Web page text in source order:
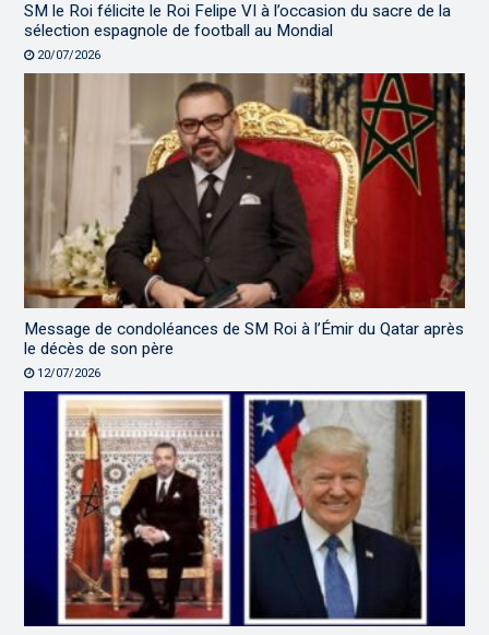
SM le Roi félicite le Roi Felipe VI à l’occasion du sacre de la
sélection espagnole de football au Mondial
20/07/2026
Message de condoléances de SM Roi à l’Émir du Qatar après
le décès de son père
12/07/2026